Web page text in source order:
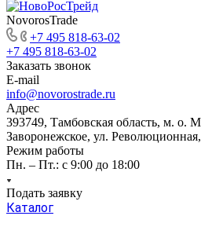
NovorosTrade
+7 495 818-63-02
+7 495 818-63-02
Заказать звонок
E-mail
info@novorostrade.ru
Адрес
393749, Тамбовская область, м. о.
Заворонежское, ул.
Режим работы
Пн. – Пт.: с 9:00 до 18:00
Подать заявку
Каталог